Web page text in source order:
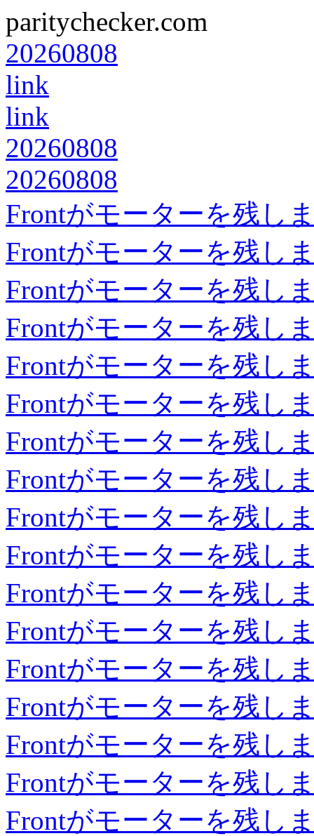
paritychecker.com
20260808
link
link
20260808
20260808
Frontがモーターを残し
Frontがモーターを残し
Frontがモーターを残し
Frontがモーターを残し
Frontがモーターを残し
Frontがモーターを残し
Frontがモーターを残し
Frontがモーターを残し
Frontがモーターを残し
Frontがモーターを残し
Frontがモーターを残し
Frontがモーターを残し
Frontがモーターを残し
Frontがモーターを残し
Frontがモーターを残し
Frontがモーターを残し
Frontがモーターを残し